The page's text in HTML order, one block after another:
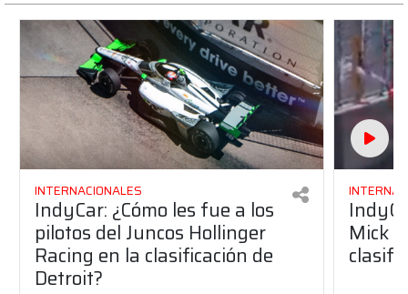
INTERNACIONALES
IndyCar: ¿Cómo les fue a los
pilotos del Juncos Hollinger
Racing en la clasificación de
Detroit?
Mick